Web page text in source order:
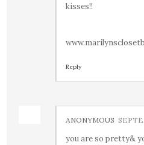
kisses!!
Reply
ANONYMOUS
you are so pretty&